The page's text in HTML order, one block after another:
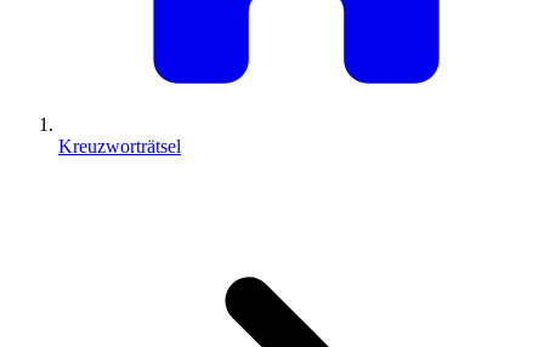
Kreuzworträtsel